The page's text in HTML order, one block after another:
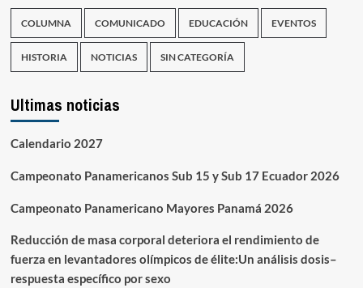
COLUMNA COMUNICADO EDUCACIÓN EVENTOS
HISTORIA NOTICIAS SIN CATEGORÍA
Ultimas noticias
Calendario 2027
Campeonato Panamericanos Sub 15 y Sub 17 Ecuador 2026
Campeonato Panamericano Mayores Panamá 2026
Reducción de masa corporal deteriora el rendimiento de
fuerza en levantadores olímpicos de élite:Un análisis dosis–
respuesta específico por sexo